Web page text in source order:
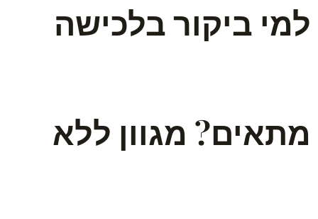
למי ביקור בלכישה
מתאים? מגוון ללא